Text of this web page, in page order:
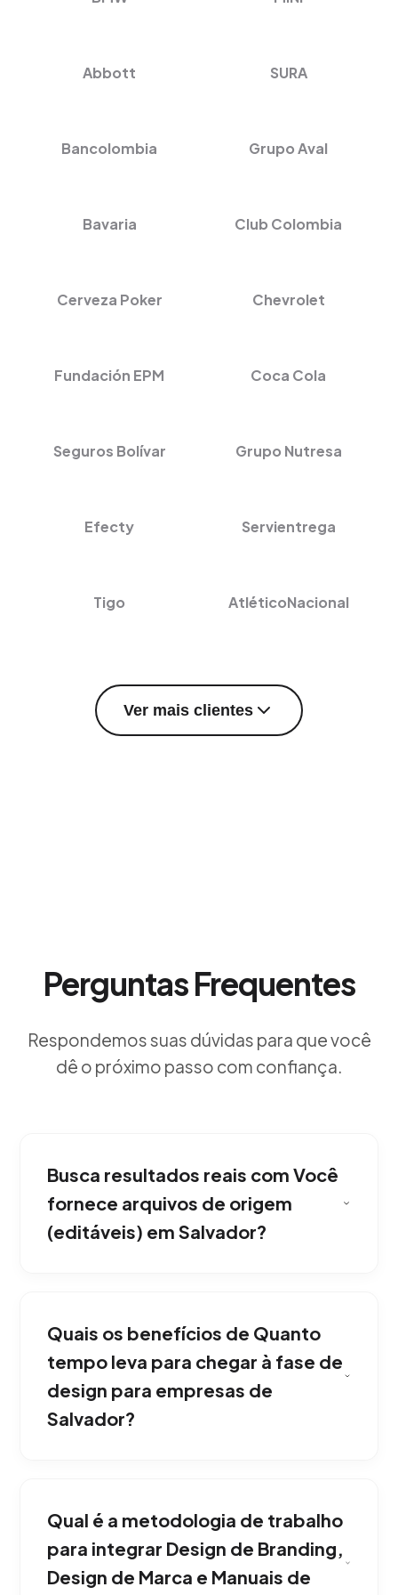
Abbott SURA
Bancolombia Grupo Aval
Bavaria Club Colombia
Cerveza Poker Chevrolet
Fundación EPM Coca Cola
Seguros Bolívar Grupo Nutresa
Efecty Servientrega
Tigo AtléticoNacional
Ver mais clientes
Perguntas Frequentes
Respondemos suas dúvidas para que você
dê o próximo passo com confiança.
Busca resultados reais com Você
fornece arquivos de origem
(editáveis) em Salvador?
Imagem Corporativa, entregamos todo o
pacote gráfico com seus arquivos editáveis ​​
(AI, PSD, PDF) para sua total propriedade
intelectual. Transformando negócios de
Salvador com resultados mensuráveis.
Quais os benefícios de Quanto
tempo leva para chegar à fase de
design para empresas de
Salvador?
iterativamente até atingirmos a visão exata
que você projeta. Tudo isso voltado para o
crescimento da sua empresa em Salvador.
Qual é a metodologia de trabalho
para integrar Design de Branding,
Design de Marca e Manuais de